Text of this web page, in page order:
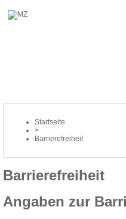
Startseite
>
Barrierefreiheit
Barrierefreiheit
Angaben zur